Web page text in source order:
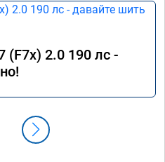
(F7x) 2.0 190 лс -